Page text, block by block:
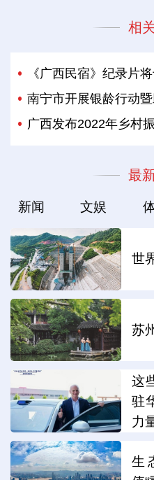
相
《广西民宿》纪录片
南宁市开展银龄行动
广西发布2022年乡村
最
新闻 文娱
世
苏
这
驻
力
生